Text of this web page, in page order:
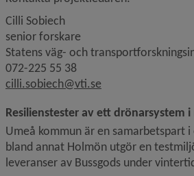
Cilli Sobiech
senior forskare
Statens väg- och
072-225 55 38
cilli.sobiech@vti.se
Resilienstester av ett drönarsystem
Umeå kommun är en samarbetspart
bland annat Holmön utgör en
leveranser av Bussgods under